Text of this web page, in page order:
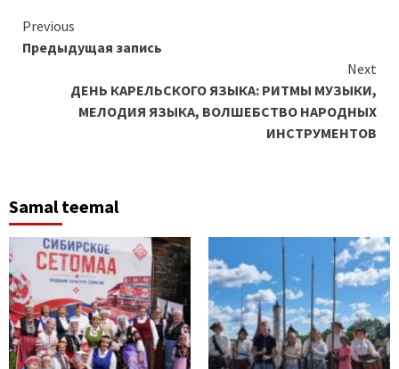
Continue
Reading
Previous
Предыдущая запись
Next
ДЕНЬ КАРЕЛЬСКОГО ЯЗЫКА: РИТМЫ МУЗЫКИ,
МЕЛОДИЯ ЯЗЫКА, ВОЛШЕБСТВО НАРОДНЫХ
ИНСТРУМЕНТОВ
Samal teemal